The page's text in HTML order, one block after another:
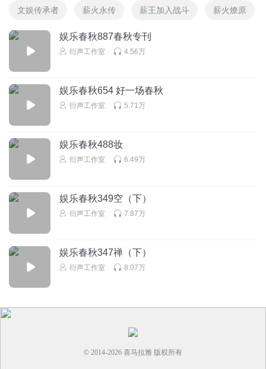
雷军听书客
2025-05-23
海之蓝_gl
文娱传承者 薪火永传 薪王加入战斗 薪火燎原
娱乐春秋887春秋专刊
衍声工作室 4.56万
娱乐春秋654 好一场春秋
衍声工作室 5.71万
娱乐春秋488妆
衍声工作室 6.49万
娱乐春秋349空（下）
衍声工作室 7.87万
娱乐春秋347禅（下）
衍声工作室 8.07万
© 2014-2026 喜马拉雅 版权所有